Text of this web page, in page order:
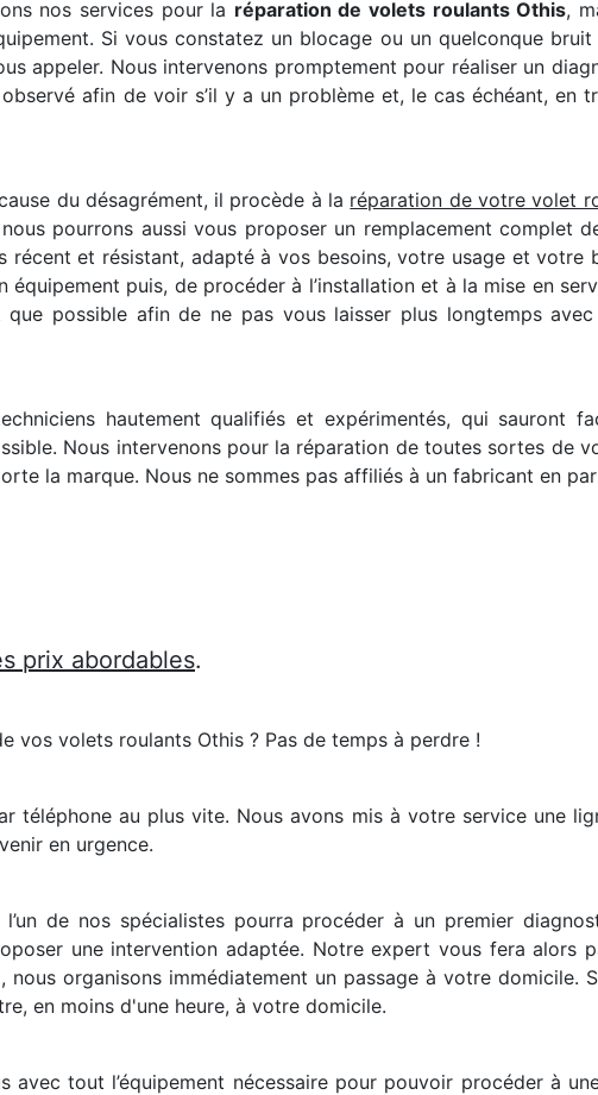
nos services pour la réparation de volets roulants Othis,
Si vous constatez un blocage ou un quelconque
appeler. Nous intervenons promptement pour réaliser un
afin de voir s’il y a un problème et, le cas échéant, en
du désagrément, il procède à la réparation de votre volet
pourrons aussi vous proposer un remplacement complet
et résistant, adapté à vos besoins, votre usage et votre
équipement puis, de procéder à l’installation et à la mise en
possible afin de ne pas vous laisser plus longtemps
hautement qualifiés et expérimentés, qui sauront
Nous intervenons pour la réparation de toutes sortes de
la marque. Nous ne sommes pas affiliés à un fabricant en
prix abordables.
vos volets roulants Othis ? Pas de temps à perdre !
téléphone au plus vite. Nous avons mis à votre service une
en urgence.
de nos spécialistes pourra procéder à un premier
une intervention adaptée. Notre expert vous fera alors
organisons immédiatement un passage à votre domicile.
en moins d'une heure, à votre domicile.
avec tout l’équipement nécessaire pour pouvoir procéder à